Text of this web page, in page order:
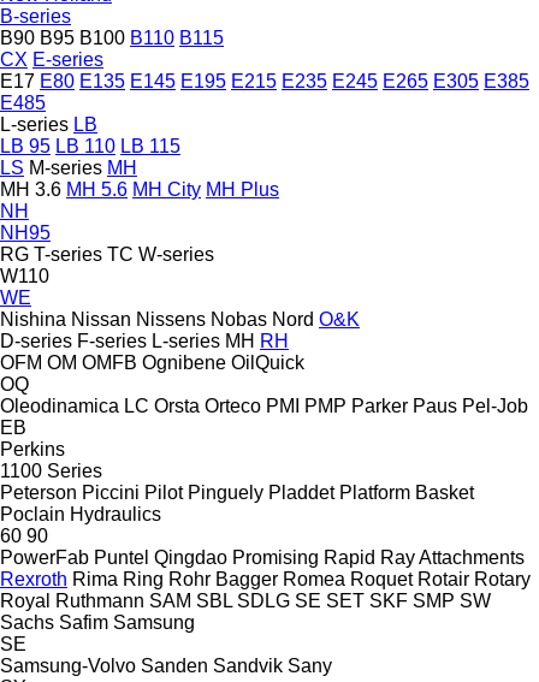
B-series
B90 B95 B100 B110 B115
CX E-series
E17 E80 E135 E145 E195 E215 E235 E245 E265 E305 E385
E485
L-series LB
LB 95 LB 110 LB 115
LS M-series MH
MH 3.6 MH 5.6 MH City MH Plus
NH
NH95
RG T-series TC W-series
W110
WE
Nishina Nissan Nissens Nobas Nord O&K
D-series F-series L-series MH RH
OFM OM OMFB Ognibene OilQuick
OQ
Oleodinamica LC Orsta Orteco PMI PMP Parker Paus Pel-Job
EB
Perkins
1100 Series
Peterson Piccini Pilot Pinguely Pladdet Platform Basket
Poclain Hydraulics
60 90
PowerFab Puntel Qingdao Promising Rapid Ray Attachments
Rexroth Rima Ring Rohr Bagger Romea Roquet Rotair Rotary
Royal
Ruthmann SAM SBL SDLG SE SET SKF SMP SW
Sachs Safim Samsung
SE
Samsung-Volvo Sanden Sandvik Sany